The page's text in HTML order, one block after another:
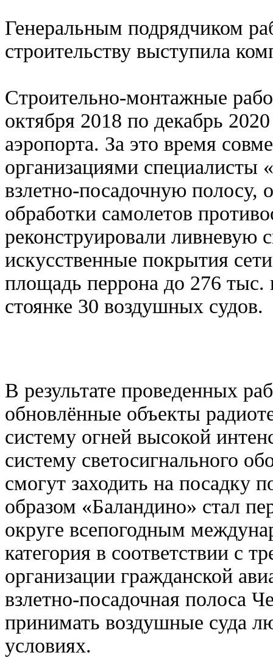
Генеральным подрядчиком
строительству выступила
Строительно-монтажные
октября 2018 по декабрь
аэропорта. За это время
организациями специалисты
взлетно-посадочную полосу,
обработки самолетов
реконструировали ливневую
искусственные покрытия
площадь перрона до 276 тыс.
стоянке 30 воздушных судов.
В результате проведенных
обновлённые объекты
систему огней высокой
систему светосигнального
смогут заходить на
образом «Баландино» стал
округе всепогодным
категория в соответствии с
организации гражданской
взлетно-посадочная полоса
принимать воздушные суда
условиях.